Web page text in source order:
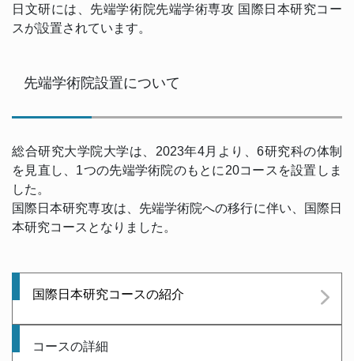
日文研には、先端学術院先端学術専攻 国際日本研究コー
スが設置されています。
先端学術院設置について
総合研究大学院大学は、2023年4月より、6研究科の体制
を見直し、1つの先端学術院のもとに20コースを設置しま
した。
国際日本研究専攻は、先端学術院への移行に伴い、国際日
本研究コースとなりました。
国際日本研究コースの紹介
コースの詳細